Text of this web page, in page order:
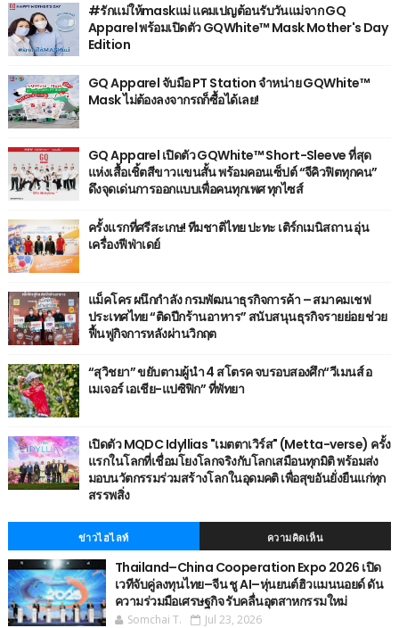
#รักแม่ให้maskแม่ แคมเปญต้อนรับวันแม่จาก GQ
Apparel พร้อมเปิดตัว GQWhite™ Mask Mother's Day
Edition
GQ Apparel จับมือ PT Station จำหน่าย GQWhite™
Mask ไม่ต้องลงจากรถก็ซื้อได้เลย!
GQ Apparel เปิดตัว GQWhite™ Short-Sleeve ที่สุด
แห่งเสื้อเชิ้ตสีขาวแขนสั้น พร้อมคอนเซ็ปต์ “จีคิวฟิตทุกคน”
ดึงจุดเด่นการออกแบบเพื่อคนทุกเพศ ทุกไซส์
ครั้งแรกที่ศรีสะเกษ! ทีมชาติไทย ปะทะ เติร์กเมนิสถาน อุ่น
เครื่องฟีฟ่าเดย์
แม็คโคร ผนึกกำลัง กรมพัฒนาธุรกิจการค้า – สมาคมเชฟ
ประเทศไทย “ติดปีกร้านอาหาร” สนับสนุนธุรกิจรายย่อย ช่วย
ฟื้นฟูกิจการหลังผ่านวิกฤต
“สุวิชยา” ขยับตามผู้นำ 4 สโตรค จบรอบสองศึก“วีเมนส์ อ
เมเจอร์ เอเชีย-แปซิฟิก” ที่พัทยา
เปิดตัว MQDC Idyllias "เมตตาเวิร์ส" (Metta-verse) ครั้ง
แรกในโลกที่เชื่อมโยงโลกจริงกับโลกเสมือนทุกมิติ พร้อมส่ง
มอบนวัตกรรมร่วมสร้างโลกในอุดมคติ เพื่อสุขอันยั่งยืนแก่ทุก
สรรพสิ่ง
ข่าวไฮไลท์ ความคิดเห็น
Thailand–China Cooperation Expo 2026 เปิด
เวทีจับคู่ลงทุนไทย–จีน ชู AI–หุ่นยนต์ฮิวแมนนอยด์ ดัน
ความร่วมมือเศรษฐกิจ รับคลื่นอุตสาหกรรมใหม่
Somchai T. Jul 23, 2026